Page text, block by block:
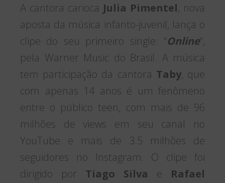
A cantora carioca Julia Pimentel, nova
aposta da música infanto-juvenil, lança o
clipe do seu primeiro single: “Online“,
pela Warner Music do Brasil. A música
tem participação da cantora Taby, que
com apenas 14 anos é um fenômeno
entre o público teen, com mais de 96
milhões de views em seu canal no
YouTube e mais de 3.5 milhões de
seguidores no Instagram. O clipe foi
dirigido por Tiago Silva e Rafael